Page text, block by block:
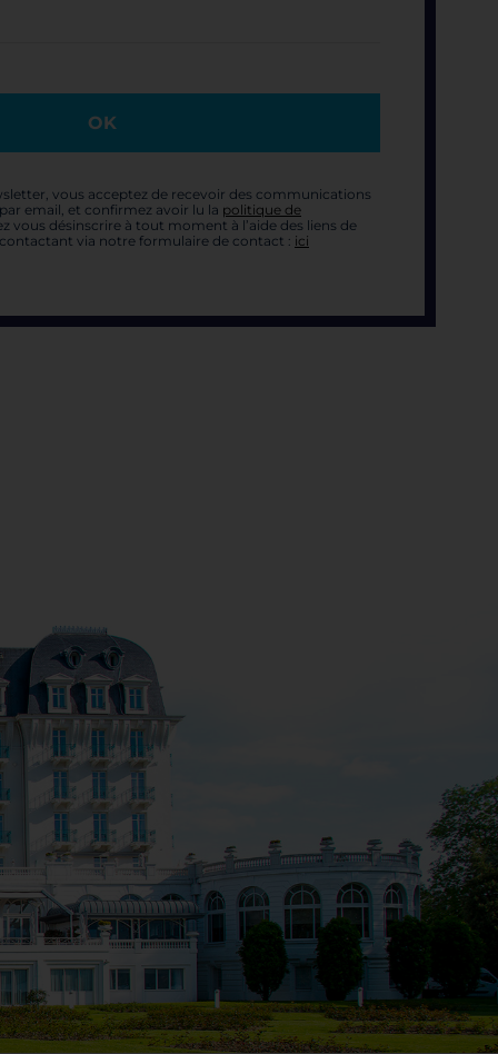
OK
vous acceptez de recevoir des communications
email, et confirmez avoir lu la politique de
vous désinscrire à tout moment à l’aide des liens de
via notre formulaire de contact : ici